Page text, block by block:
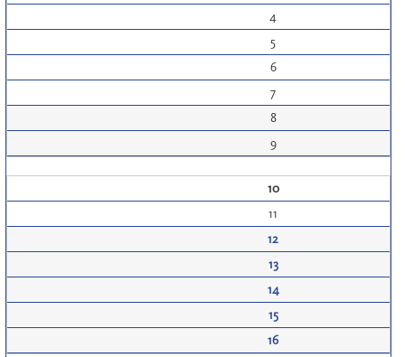
4
5
6
7
8
9
10
11
12
13
14
15
16